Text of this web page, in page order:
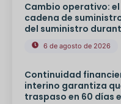
Cambio operativo:
cadena de
del suministro
6 de agosto de 2026
Continuidad
interino garantiza
traspaso en 60 días